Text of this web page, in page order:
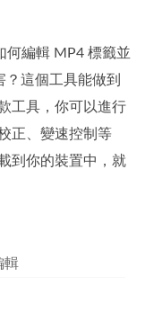
何編輯 MP4 標籤並
這個工具能做到
工具，你可以進行
正、變速控制等
到你的裝置中，就
輯